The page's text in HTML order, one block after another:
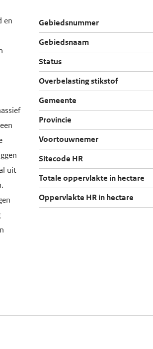
en
uit
Gebiedsnummer
Gebiedsnaam
Status
Overbelasting stikstof
Gemeente
Provincie
Voortouwnemer
Sitecode HR
Totale oppervlakte in hectare
Oppervlakte HR in hectare